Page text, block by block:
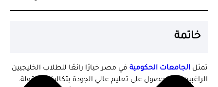
خاتمة
تمثل الجامعات الحكومية في مصر خيارًا رائعًا للطلاب الخليجيين
الراغبين في الحصول على تعليم عالي الجودة بتكاليف معقولة.